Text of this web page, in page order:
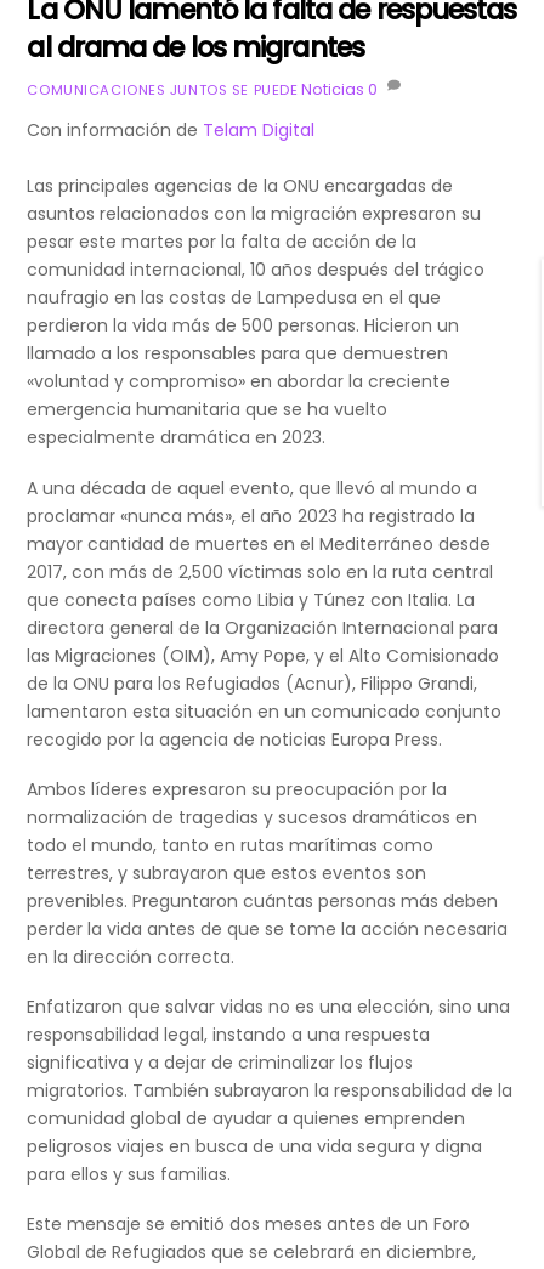
La ONU lamentó la falta de respuestas
al drama de los migrantes
COMUNICACIONES JUNTOS SE PUEDE Noticias 0
Con información de Telam Digital
Las principales agencias de la ONU encargadas de
asuntos relacionados con la migración expresaron su
pesar este martes por la falta de acción de la
comunidad internacional, 10 años después del trágico
naufragio en las costas de Lampedusa en el que
perdieron la vida más de 500 personas. Hicieron un
llamado a los responsables para que demuestren
«voluntad y compromiso» en abordar la creciente
emergencia humanitaria que se ha vuelto
especialmente dramática en 2023.
A una década de aquel evento, que llevó al mundo a
proclamar «nunca más», el año 2023 ha registrado la
mayor cantidad de muertes en el Mediterráneo desde
2017, con más de 2,500 víctimas solo en la ruta central
que conecta países como Libia y Túnez con Italia. La
directora general de la Organización Internacional para
las Migraciones (OIM), Amy Pope, y el Alto Comisionado
de la ONU para los Refugiados (Acnur), Filippo Grandi,
lamentaron esta situación en un comunicado conjunto
recogido por la agencia de noticias Europa Press.
Ambos líderes expresaron su preocupación por la
normalización de tragedias y sucesos dramáticos en
todo el mundo, tanto en rutas marítimas como
terrestres, y subrayaron que estos eventos son
prevenibles. Preguntaron cuántas personas más deben
perder la vida antes de que se tome la acción necesaria
en la dirección correcta.
Enfatizaron que salvar vidas no es una elección, sino una
responsabilidad legal, instando a una respuesta
significativa y a dejar de criminalizar los flujos
migratorios. También subrayaron la responsabilidad de la
comunidad global de ayudar a quienes emprenden
peligrosos viajes en busca de una vida segura y digna
para ellos y sus familias.
Este mensaje se emitió dos meses antes de un Foro
Global de Refugiados que se celebrará en diciembre,